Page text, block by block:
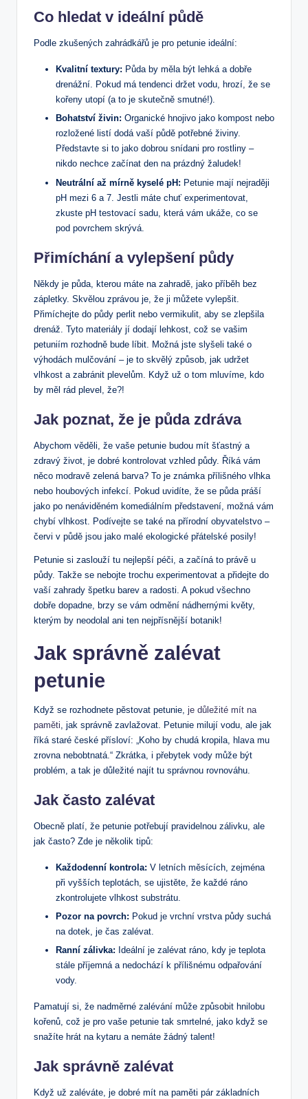
Co hledat v ideální půdě
Podle zkušených zahrádkářů je pro petunie ideální:
Kvalitní textury: Půda by měla být lehká a dobře
drenážní. Pokud má tendenci držet vodu, hrozí, že se
kořeny utopí (a to je skutečně smutné!).
Bohatství živin: Organické hnojivo jako kompost nebo
rozložené listí dodá vaší půdě potřebné živiny.
Představte si to jako dobrou snídani pro rostliny –
nikdo nechce začínat den na prázdný žaludek!
Neutrální až mírně kyselé pH: Petunie mají nejraději
pH mezi 6 a 7. Jestli máte chuť experimentovat,
zkuste pH testovací sadu, která vám ukáže, co se
pod povrchem skrývá.
Přimíchání a vylepšení půdy
Někdy je půda, kterou máte na zahradě, jako příběh bez
zápletky. Skvělou zprávou je, že ji můžete vylepšit.
Přimíchejte do půdy perlit nebo vermikulit, aby se zlepšila
drenáž. Tyto materiály jí dodají lehkost, což se vašim
petuniím rozhodně bude líbit. Možná jste slyšeli také o
výhodách mulčování – je to skvělý způsob, jak udržet
vlhkost a zabránit plevelům. Když už o tom mluvíme, kdo
by měl rád plevel, že?!
Jak poznat, že je půda zdráva
Abychom věděli, že vaše petunie budou mít šťastný a
zdravý život, je dobré kontrolovat vzhled půdy. Říká vám
něco modravě zelená barva? To je známka přílišného vlhka
nebo houbových infekcí. Pokud uvidíte, že se půda práší
jako po nenáviděném komediálním představení, možná vám
chybí vlhkost. Podívejte se také na přírodní obyvatelstvo –
červi v půdě jsou jako malé ekologické přátelské posily!
Petunie si zaslouží tu nejlepší péči, a začíná to právě u
půdy. Takže se nebojte trochu experimentovat a přidejte do
vaší zahrady špetku barev a radosti. A pokud všechno
dobře dopadne, brzy se vám odmění nádhernými květy,
kterým by neodolal ani ten nejpřísnější botanik!
Jak správně zalévat
petunie
Když se rozhodnete pěstovat petunie, je důležité mít na
paměti , jak správně zavlažovat. Petunie milují vodu, ale jak
říká staré české přísloví: „Koho by chudá kropila, hlava mu
zrovna nebobtnatá.“ Zkrátka, i přebytek vody může být
problém, a tak je důležité najít tu správnou rovnováhu.
Jak často zalévat
Obecně platí, že petunie potřebují pravidelnou zálivku, ale
jak často? Zde je několik tipů:
Každodenní kontrola: V letních měsících, zejména
při vyšších teplotách, se ujistěte, že každé ráno
zkontrolujete vlhkost substrátu.
Pozor na povrch: Pokud je vrchní vrstva půdy suchá
na dotek, je čas zalévat.
Ranní zálivka: Ideální je zalévat ráno, kdy je teplota
stále příjemná a nedochází k přílišnému odpařování
vody.
Pamatují si, že nadměrné zalévání může způsobit hnilobu
kořenů, což je pro vaše petunie tak smrtelné, jako když se
snažíte hrát na kytaru a nemáte žádný talent!
Jak správně zalévat
Když už zaléváte, je dobré mít na paměti pár základních